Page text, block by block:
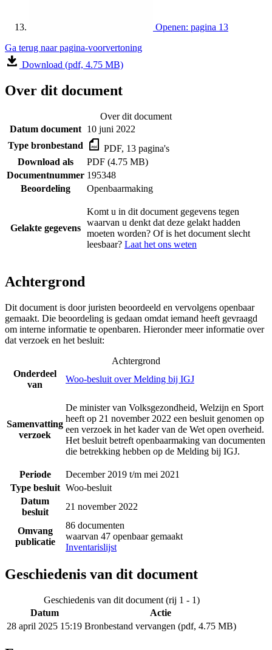
Openen: pagina 13
Ga terug naar pagina-voorvertoning
Download (pdf, 4.75 MB)
Over dit document
Over dit document
Datum document 10 juni 2022
Type bronbestand
PDF, 13 pagina's
Download als
PDF (4.75 MB)
Documentnummer 195348
Beoordeling
Openbaarmaking
Gelakte gegevens
Komt u in dit document gegevens tegen
waarvan u denkt dat deze gelakt hadden
moeten worden? Of is het document slecht
leesbaar? Laat het ons weten
Achtergrond
Dit document is door juristen beoordeeld en vervolgens openbaar
gemaakt. Die beoordeling is gedaan omdat iemand heeft gevraagd
om interne informatie te openbaren. Hieronder meer informatie over
dat verzoek en het besluit:
Achtergrond
Onderdeel
van
Woo-besluit over Melding bij IGJ
Samenvatting
verzoek
De minister van Volksgezondheid, Welzijn en Sport
heeft op 21 november 2022 een besluit genomen op
een verzoek in het kader van de Wet open overheid.
Het besluit betreft openbaarmaking van documenten
die betrekking hebben op de Melding bij IGJ.
Periode
December 2019 t/m mei 2021
Type besluit Woo-besluit
Datum
besluit
21 november 2022
Omvang
publicatie
86 documenten
waarvan 47 openbaar gemaakt
Inventarislijst
Geschiedenis van dit document
Geschiedenis van dit document (rij 1 - 1)
Datum
Actie
28 april 2025 15:19 Bronbestand vervangen (pdf, 4.75 MB)